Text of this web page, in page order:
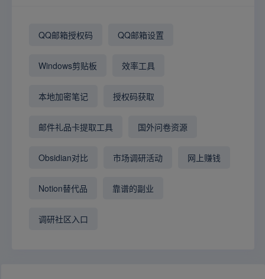
QQ邮箱授权码 QQ邮箱设置
Windows剪贴板 效率工具
本地加密笔记 授权码获取
邮件礼品卡提取工具 国外问卷资源
Obsidian对比 市场调研活动 网上赚钱
Notion替代品 靠谱的副业
调研社区入口